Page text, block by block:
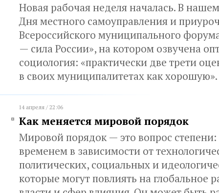
Новая рабочая неделя началась. В
Дня местного самоуправления и
Всероссийского муниципального
— сила России», на котором озвучена
социология: «практически две трети
в своих муниципалитетах как хорошую».
14 апреля / 22:06
Как меняется мировой порядок
Мировой порядок — это вопрос степени:
временем в зависимости от
политических, социальных и
которые могут повлиять на глобальное